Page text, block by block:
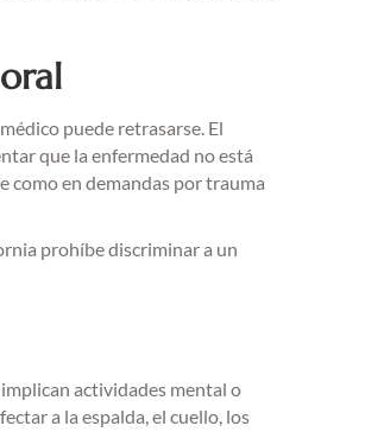
puede retrasarse. El
que la enfermedad no está
como en demandas por trauma
prohíbe discriminar a un
actividades mental o
a la espalda, el cuello, los